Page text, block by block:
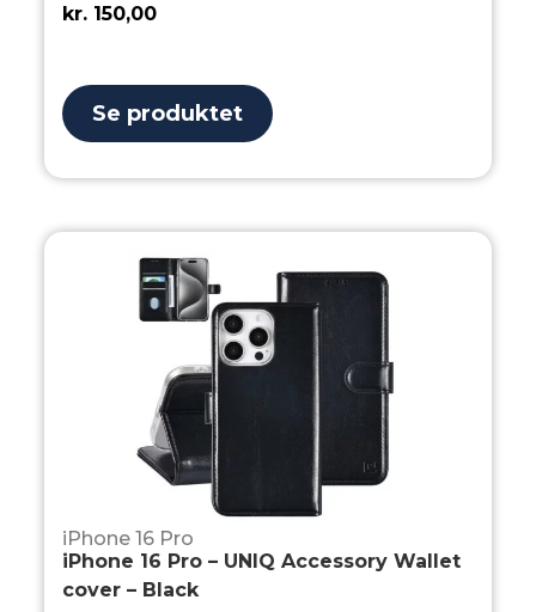
kr. 150,00
Se produktet
iPhone 16 Pro
iPhone 16 Pro – UNIQ Accessory Wallet
cover – Black